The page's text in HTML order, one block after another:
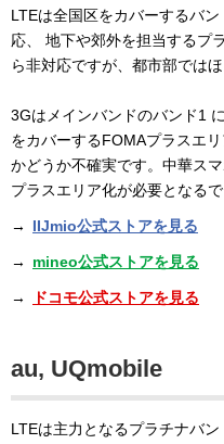
LTEは全国区をカバーするバ
応、 地下や郊外を担当するプ
ら非対応ですが、都市部では
3Gはメインバンドのバンド1
をカバーするFOMAプラスエ
かどうか不確実です。中華ス
プラスエリア化が必要となるで
→ IIJmio公式ストアを見る
→ mineo公式ストアを見る
→ ドコモ公式ストアを見る
au, UQmobile
LTEは主力となるプラチナバ